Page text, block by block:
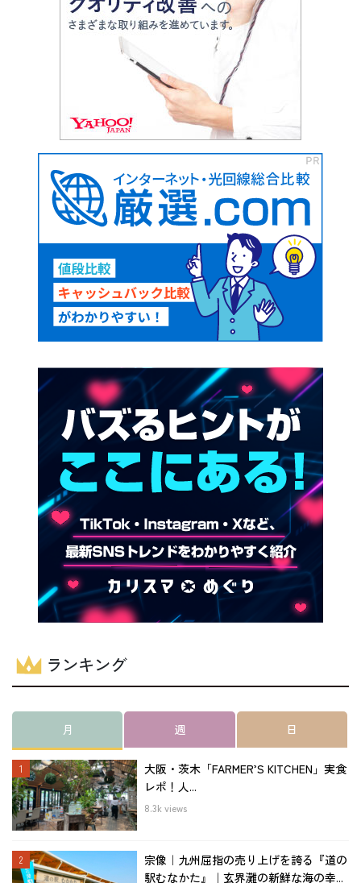
ランキング
月 週 日
大阪・茨木「FARMER’S KITCHEN」実食
レポ！人...
8.3k views
宗像｜九州屈指の売り上げを誇る『道の
駅むなかた』｜玄界灘の新鮮な海の幸...